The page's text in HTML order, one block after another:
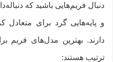
دنبال فریم‌هایی باشید که
و پایه‌هایی گرد برای
دارند. بهترین مدل‌های فریم
ترتیب هستند: